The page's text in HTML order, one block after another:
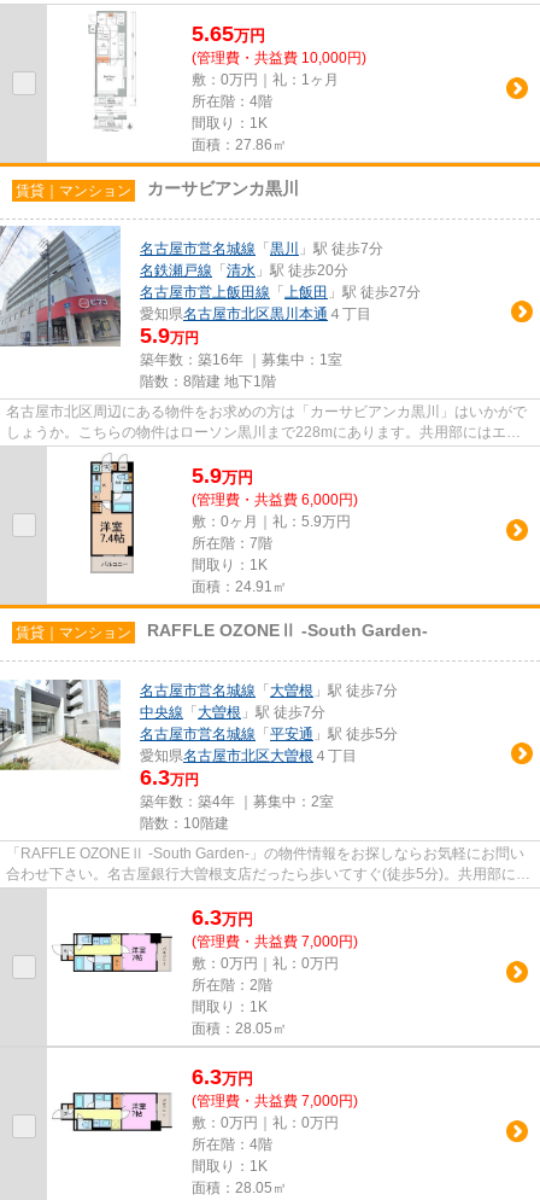
サービスが揃っているので便利...
5.65万円
(管理費・共益費 10,000円)
敷：0万円｜礼：1ヶ月
所在階：4階
間取り：1K
面積：27.86㎡
賃貸｜マンション カーサビアンカ黒川
名古屋市営名城線 「 黒川
」駅 徒歩7分
名鉄瀬戸線 「 清水 」駅 徒歩20分
名古屋市営上飯田線 「 上飯田 」駅 徒歩27分
愛知県名古屋市北区黒川本通 ４丁目
5.9万円
築年数：築16年 ｜募集中： 1室
階数：8階建 地下1階
名古屋市北区周辺にある物件をお求めの方は「カーサビアンカ黒川」はいかがで
しょうか。こちらの物件はローソン黒川まで228mにあります。共用部にはエレ
ベータ・敷地内ごみ置き場など...
5.9万円
(管理費・共益費 6,000円)
敷：0ヶ月｜礼：5.9万円
所在階：7階
間取り：1K
面積：24.91㎡
賃貸｜マンション RAFFLE OZONEⅡ -South Garden-
名古屋市営名城線 「 大曽根 」駅 徒歩7分
中央線 「 大曽根 」駅 徒歩7分
名古屋市営名城線 「 平安通 」駅 徒歩5分
愛知県名古屋市北区大曽根 ４丁目
6.3万円
築年数：築4年 ｜募集中： 2室
階数：10階建
「RAFFLE OZONEⅡ -South Garden-」の物件情報をお探しならお気軽にお問い
合わせ下さい。名古屋銀行大曽根支店だったら歩いてすぐ(徒歩5分)。共用部には
6.3万円
(管理費・共益費 7,000円)
敷：0万円｜礼：0万円
所在階：2階
間取り：1K
面積：28.05㎡
6.3万円
(管理費・共益費 7,000円)
敷：0万円｜礼：0万円
所在階：4階
間取り：1K
面積：28.05㎡